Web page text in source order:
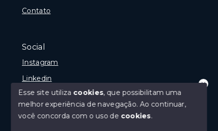
Contato
Social
Instagram
Linkedin
© Copyright 2026 - Loti8 - Todos os direitos
Olá! Seja muito bem Vindo(a),
Loti8 Soluções e Negócios agradece seu contato!
Como podemos lhe ser útil
Esse site utiliza cookies, que possibilitam uma
melhor experiência de navegação.Ao continuar,
você concorda com o uso de cookies.